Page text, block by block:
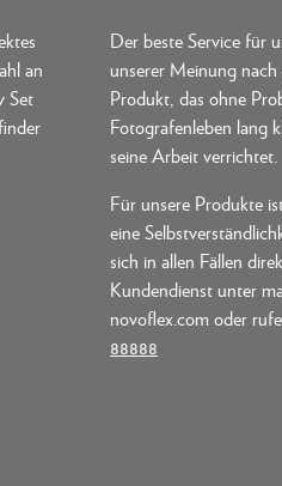
an
Set
Der beste Service für
unserer Meinung
Produkt, das ohne
Fotografenleben lang
seine Arbeit verrichtet.
Für unsere Produkte
eine
sich in allen Fällen
Kundendienst unter
novoflex.com oder
88888